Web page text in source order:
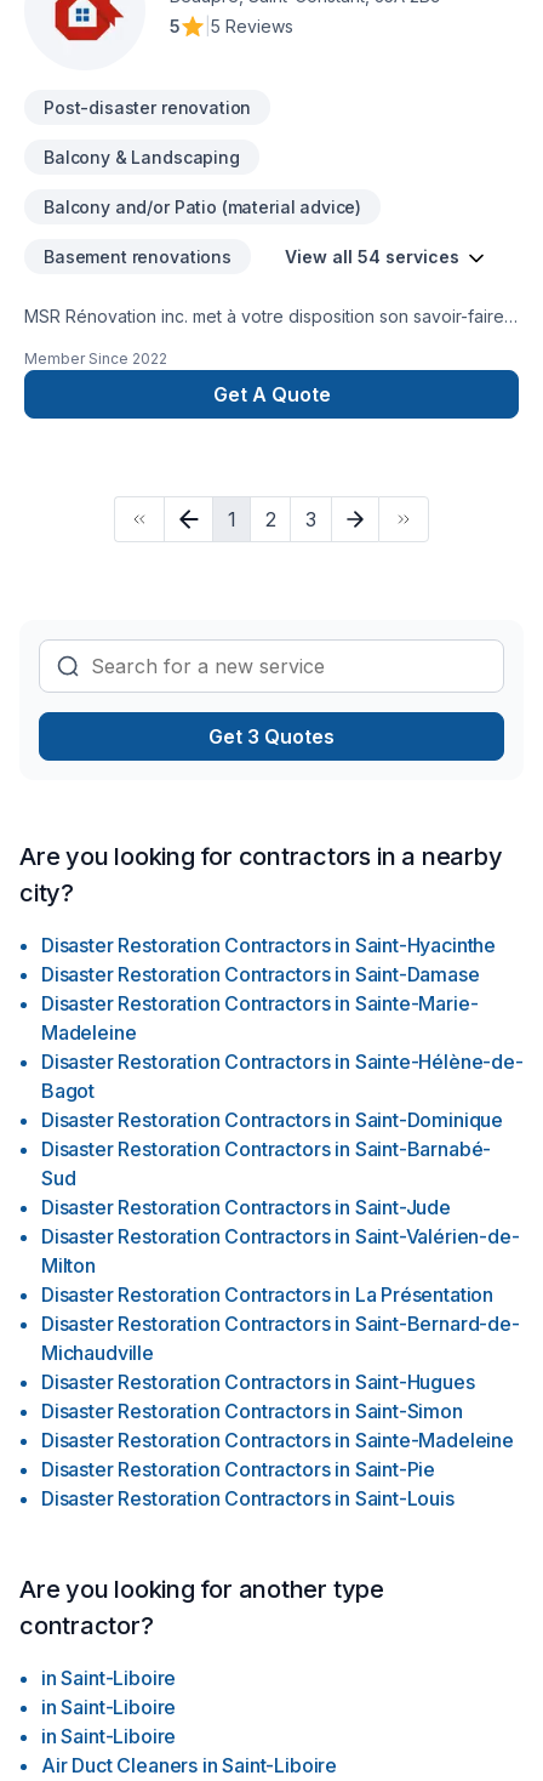
5
5 Reviews
Post-disaster renovation
Balcony & Landscaping
Balcony and/or Patio (material advice)
Basement renovations View all 54 services
MSR Rénovation inc. met à votre disposition son savoir-faire
Calfeutrage, Carrelage, Crépis, Cuisine, Démolition,
Gouttières, Gypse, Isolation mur, Maçonnerie, Patio, Plancher,
Porte de garage, Portes et fenêtres, Revêtement extérieur,
Montérégie,Montréal. Notre équipe expérimentée vous
accompagne à chaque étape, avec des conseils sur mesure
et un service clé en main irréprochable. Demandez votre
Member Since 2022
Get A Quote
1 2 3
Get 3 Quotes
Are you looking for contractors in a nearby
city?
Disaster Restoration Contractors in Saint-Hyacinthe
Disaster Restoration Contractors in Saint-Damase
Disaster Restoration Contractors in Sainte-Marie-
Madeleine
Disaster Restoration Contractors in Sainte-Hélène-de-
Bagot
Disaster Restoration Contractors in Saint-Dominique
Disaster Restoration Contractors in Saint-Barnabé-
Sud
Disaster Restoration Contractors in Saint-Jude
Disaster Restoration Contractors in Saint-Valérien-de-
Milton
Disaster Restoration Contractors in La Présentation
Disaster Restoration Contractors in Saint-Bernard-de-
Michaudville
Disaster Restoration Contractors in Saint-Hugues
Disaster Restoration Contractors in Saint-Simon
Disaster Restoration Contractors in Sainte-Madeleine
Disaster Restoration Contractors in Saint-Pie
Disaster Restoration Contractors in Saint-Louis
Are you looking for another type
contractor?
in Saint-Liboire
in Saint-Liboire
in Saint-Liboire
Air Duct Cleaners in Saint-Liboire